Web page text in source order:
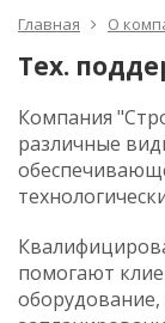
Главная О
Тех.
Компания
различные
помогают